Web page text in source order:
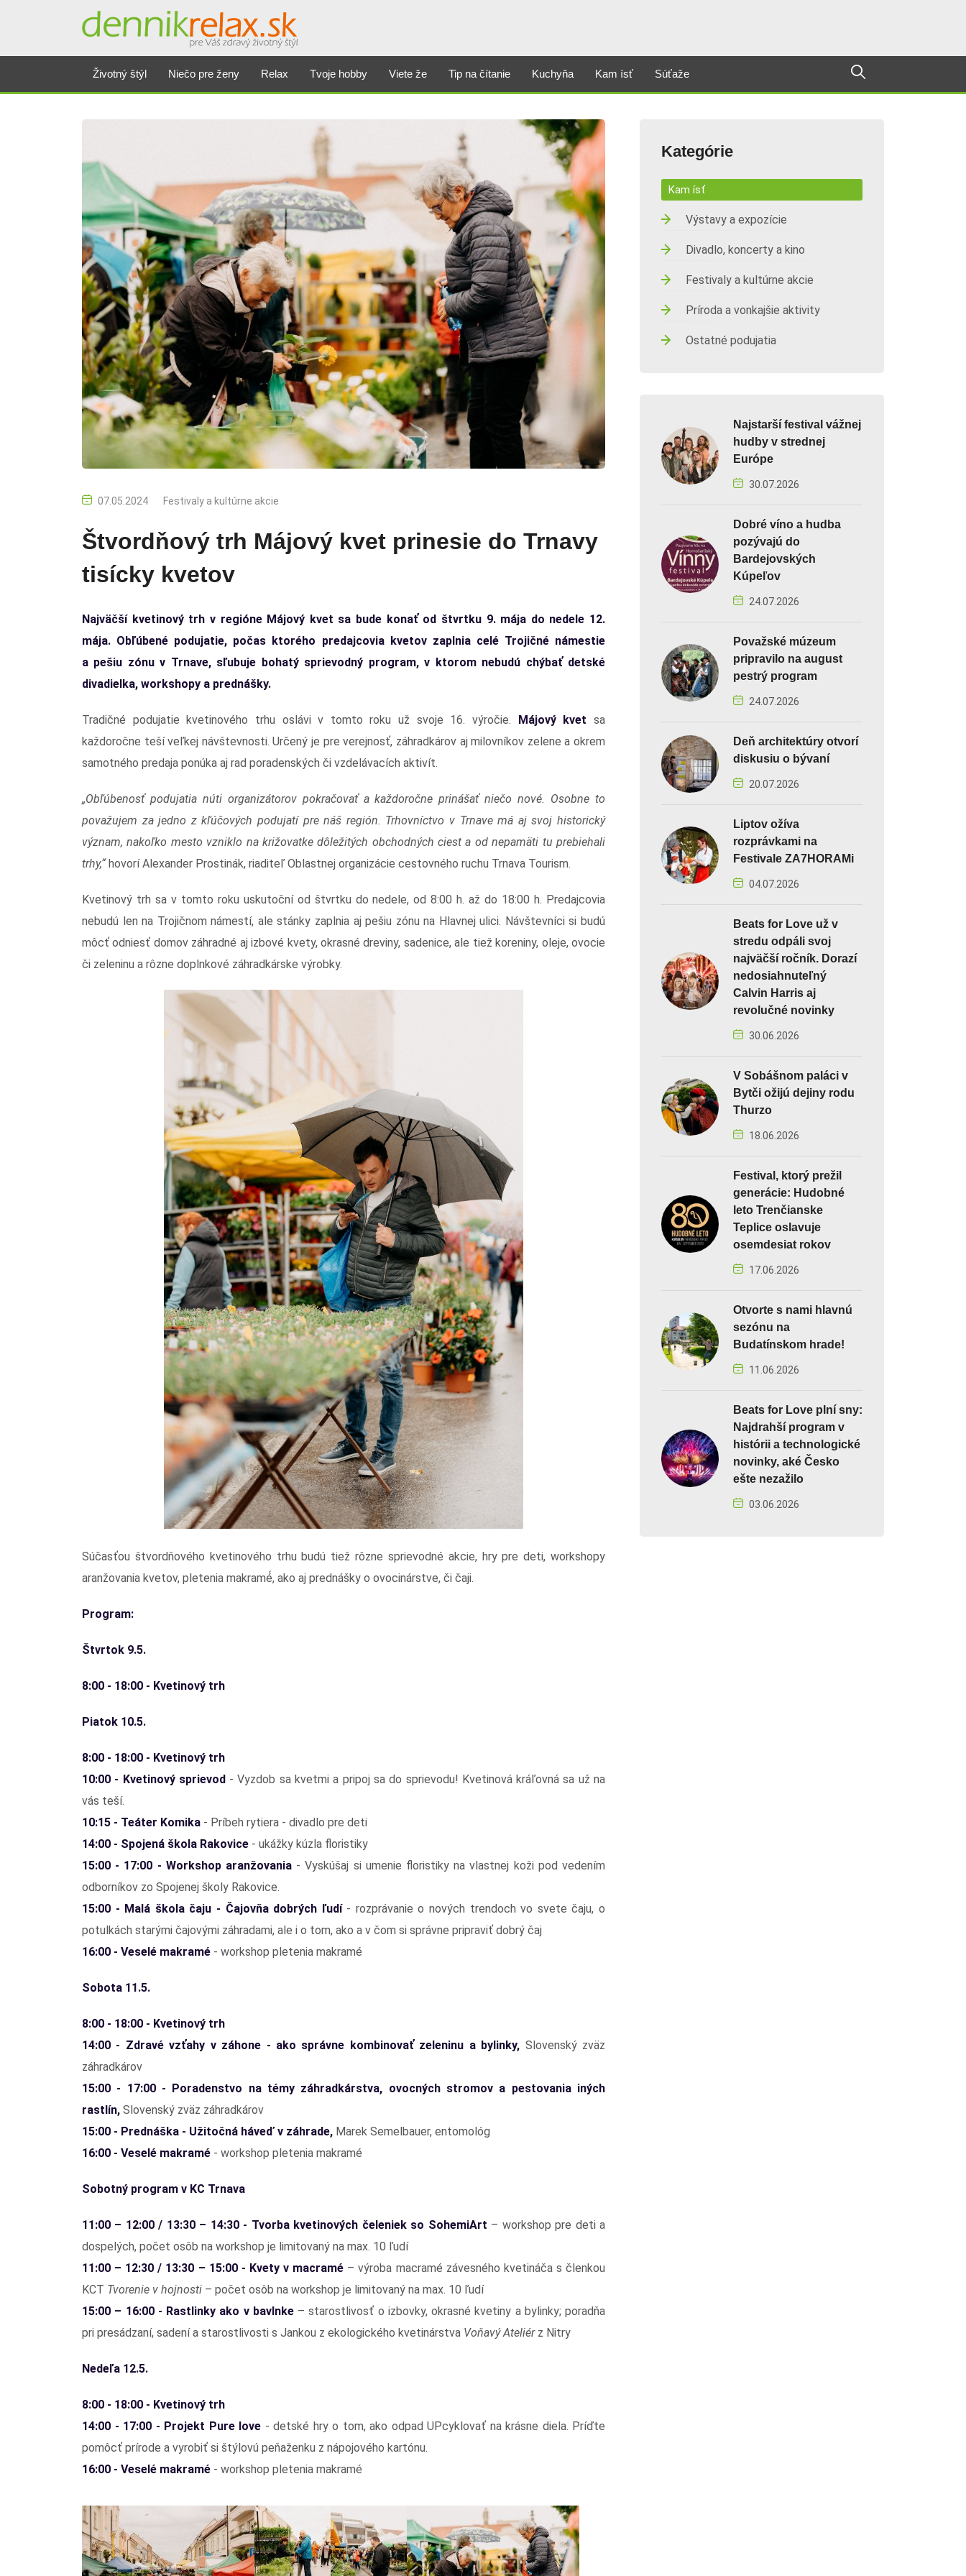
Životný štýl Niečo pre ženy Relax Tvoje hobby Viete že Tip na čítanie Kuchyňa Kam ísť Súťaže
07.05.2024 Festivaly a kultúrne akcie
Štvordňový trh Májový kvet prinesie do Trnavy
tisícky kvetov
Najväčší kvetinový trh v regióne Májový kvet sa bude konať od štvrtku 9. mája do nedele 12.
mája. Obľúbené podujatie, počas ktorého predajcovia kvetov zaplnia celé Trojičné námestie
a pešiu zónu v Trnave, sľubuje bohatý sprievodný program, v ktorom nebudú chýbať detské
divadielka, workshopy a prednášky.
Tradičné podujatie kvetinového trhu oslávi v tomto roku už svoje 16. výročie. Májový kvetsa
každoročne teší veľkej návštevnosti. Určený je pre verejnosť, záhradkárov aj milovníkov zelene a okrem
samotného predaja ponúka aj rad poradenských či vzdelávacích aktivít.
„Obľúbenosť podujatia núti organizátorov pokračovať a každoročne prinášať niečo nové. Osobne to
považujem za jedno z kľúčových podujatí pre náš región. Trhovníctvo v Trnave má aj svoj historický
význam, nakoľko mesto vzniklo na križovatke dôležitých obchodných ciest a od nepamäti tu prebiehali
trhy,“hovorí Alexander Prostinák, riaditeľ Oblastnej organizácie cestovného ruchu Trnava Tourism.
Kvetinový trh sa v tomto roku uskutoční od štvrtku do nedele, od 8:00 h. až do 18:00 h. Predajcovia
nebudú len na Trojičnom námestí, ale stánky zaplnia aj pešiu zónu na Hlavnej ulici. Návštevníci si budú
môcť odniesť domov záhradné aj izbové kvety, okrasné dreviny, sadenice, ale tiež koreniny, oleje, ovocie
či zeleninu a rôzne doplnkové záhradkárske výrobky.
Súčasťou štvordňového kvetinového trhu budú tiež rôzne sprievodné akcie, hry pre deti, workshopy
aranžovania kvetov, pletenia makramé́, ako aj prednášky o ovocinárstve, či čaji.
Program:
Štvrtok 9.5.
8:00 - 18:00 - Kvetinový trh
Piatok 10.5.
8:00 - 18:00 - Kvetinový trh
10:00 - Kvetinový sprievod- Vyzdob sa kvetmi a pripoj sa do sprievodu! Kvetinová kráľovná sa už na
vás teší.
10:15 - Teáter Komika - Príbeh rytiera - divadlo pre deti
14:00 - Spojená škola Rakovice - ukážky kúzla floristiky
15:00 - 17:00 - Workshop aranžovania - Vyskúšaj si umenie floristiky na vlastnej koži pod vedením
odborníkov zo Spojenej školy Rakovice.
15:00 - Malá škola čaju - Čajovňa dobrých ľudí - rozprávanie o nových trendoch vo svete čaju, o
potulkách starými čajovými záhradami, ale i o tom, ako a v čom si správne pripraviť dobrý čaj
16:00 - Veselé makramé - workshop pletenia makramé
Sobota 11.5.
8:00 - 18:00 - Kvetinový trh
14:00 - Zdravé vzťahy v záhone - ako správne kombinovať zeleninu a bylinky, Slovenský zväz
záhradkárov
15:00 - 17:00 - Poradenstvo na témy záhradkárstva, ovocných stromov a pestovania iných
rastlín, Slovenský zväz záhradkárov
15:00 - Prednáška - Užitočná háveď v záhrade, Marek Semelbauer, entomológ
16:00 - Veselé makramé - workshop pletenia makramé
Sobotný program v KC Trnava
11:00 – 12:00 / 13:30 – 14:30 - Tvorba kvetinových čeleniek so SohemiArt – workshop pre deti a
dospelých, počet osôb na workshop je limitovaný na max. 10 ľudí
11:00 – 12:30 / 13:30 – 15:00 - Kvety v macramé – výroba macramé závesného kvetináča s členkou
KCT Tvorenie v hojnosti – počet osôb na workshop je limitovaný na max. 10 ľudí
15:00 – 16:00 - Rastlinky ako v bavlnke– starostlivosť o izbovky, okrasné kvetiny a bylinky; poradňa
pri presádzaní, sadení a starostlivosti s Jankou z ekologického kvetinárstva Voňavý Ateliérz Nitry
Nedeľa 12.5.
8:00 - 18:00 - Kvetinový trh
14:00 - 17:00 - Projekt Pure love - detské hry o tom, ako odpad UPcyklovať na krásne diela. Príďte
pomôcť prírode a vyrobiť si štýlovú peňaženku z nápojového kartónu.
16:00 - Veselé makramé - workshop pletenia makramé
Kategórie
Kam ísť
Výstavy a expozície
Divadlo, koncerty a kino
Festivaly a kultúrne akcie
Príroda a vonkajšie aktivity
Ostatné podujatia
Najstarší festival vážnej
hudby v strednej
Európe
30.07.2026
Dobré víno a hudba
pozývajú do
Bardejovských
Kúpeľov
24.07.2026
Považské múzeum
pripravilo na august
pestrý program
24.07.2026
Deň architektúry otvorí
diskusiu o bývaní
20.07.2026
Liptov ožíva
rozprávkami na
Festivale ZA7HORAMi
04.07.2026
Beats for Love už v
stredu odpáli svoj
najväčší ročník. Dorazí
nedosiahnuteľný
Calvin Harris aj
revolučné novinky
30.06.2026
V Sobášnom paláci v
Bytči ožijú dejiny rodu
Thurzo
18.06.2026
Festival, ktorý prežil
generácie: Hudobné
leto Trenčianske
Teplice oslavuje
osemdesiat rokov
17.06.2026
Otvorte s nami hlavnú
sezónu na
Budatínskom hrade!
11.06.2026
Beats for Love plní sny:
Najdrahší program v
histórii a technologické
novinky, aké Česko
ešte nezažilo
03.06.2026